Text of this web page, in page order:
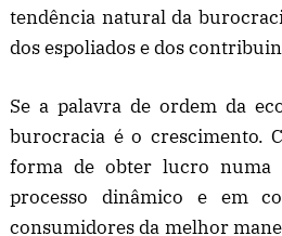
tendência natural da
dos espoliados e dos
Se a palavra de ordem da
burocracia é o crescimento.
forma de obter lucro numa
processo dinâmico e em
consumidores da melhor